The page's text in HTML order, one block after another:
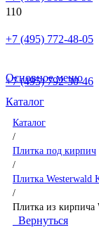
+7 (495) 772-48-05
+7 (495) 792-30-46
Основное меню
Каталог
Каталог
/
Плитка под кирпич
/
Плитка
/
Плитка из кирпича
Вернуться